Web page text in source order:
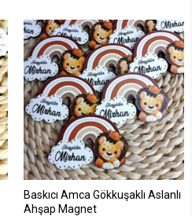
Baskıcı Amca Gökkuşaklı Aslanlı
Ahşap Magnet